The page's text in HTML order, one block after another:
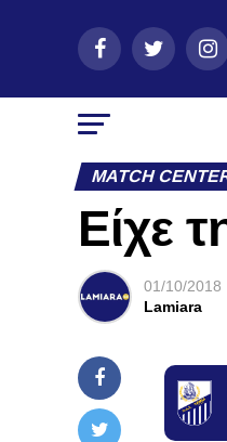
MATCH
Είχε
01/10/2018
Lamiara